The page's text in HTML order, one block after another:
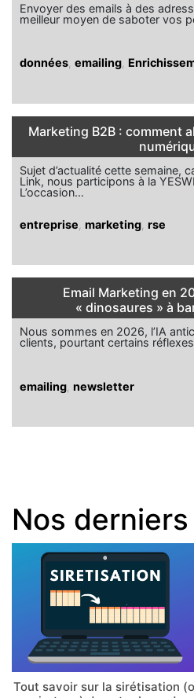
Envoyer des emails à des
meilleur moyen de saboter vos
données emailing
Marketing B2B : comment
Sujet d’actualité cette semaine,
Link, nous participons à la
L’occasion…
entreprise marketing rse
Email Marketing en
« dinosaures » à
Nous sommes en 2026, l’IA
clients, pourtant certains
emailing newsletter
Nos
Tout savoir sur la sirétisation